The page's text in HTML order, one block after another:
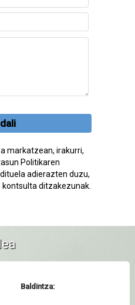
markatzean, irakurri,
Politikaren
adierazten duzu,
kontsulta ditzakezunak.
Baldintza: